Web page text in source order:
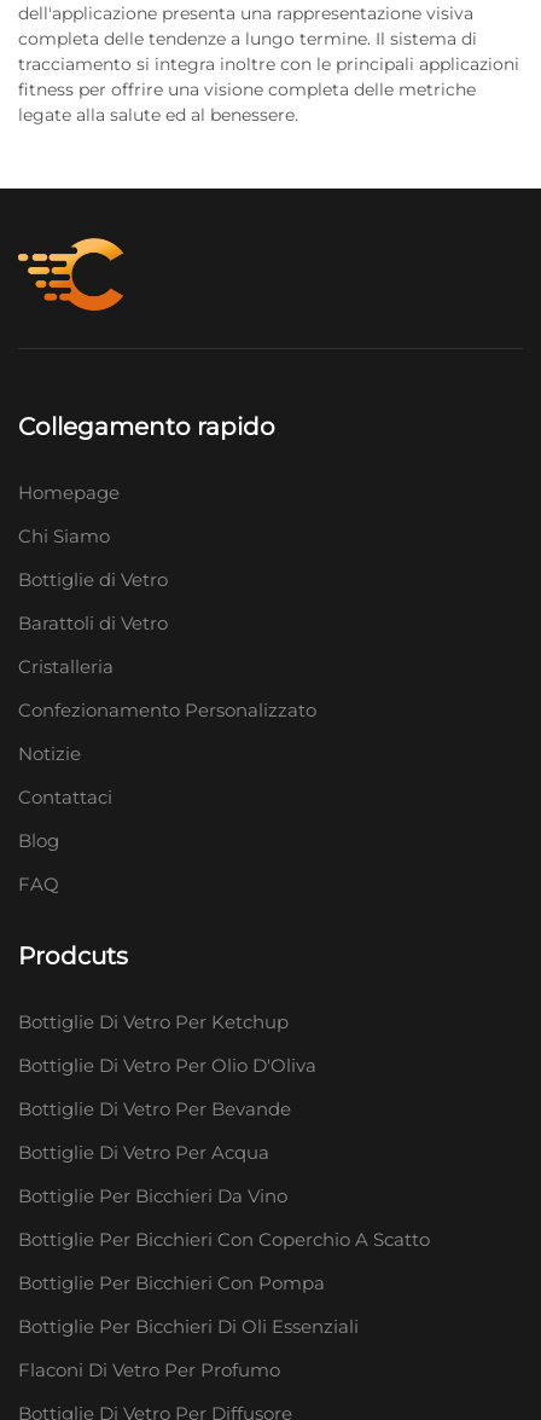
dell'applicazione presenta una rappresentazione visiva
completa delle tendenze a lungo termine. Il sistema di
tracciamento si integra inoltre con le principali applicazioni
fitness per offrire una visione completa delle metriche
legate alla salute ed al benessere.
Collegamento rapido
Homepage
Chi Siamo
Bottiglie di Vetro
Barattoli di Vetro
Cristalleria
Confezionamento Personalizzato
Notizie
Contattaci
Blog
FAQ
Prodcuts
Bottiglie Di Vetro Per Ketchup
Bottiglie Di Vetro Per Olio D'Oliva
Bottiglie Di Vetro Per Bevande
Bottiglie Di Vetro Per Acqua
Bottiglie Per Bicchieri Da Vino
Bottiglie Per Bicchieri Con Coperchio A Scatto
Bottiglie Per Bicchieri Con Pompa
Bottiglie Per Bicchieri Di Oli Essenziali
Flaconi Di Vetro Per Profumo
Bottiglie Di Vetro Per Diffusore